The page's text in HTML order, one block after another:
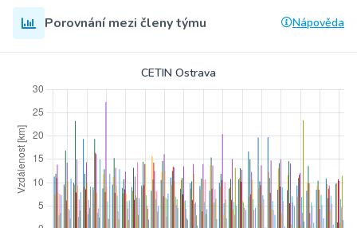
Porovnání mezi členy týmu Nápověda
CETIN Ostrava